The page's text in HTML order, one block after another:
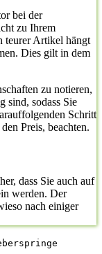
bei der
zu Ihrem
teurer Artikel hängt
Dies gilt in dem
zu notieren,
sind, sodass Sie
Schritt
Preis, beachten.
dass Sie auch auf
werden. Der
nach einiger